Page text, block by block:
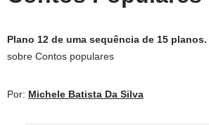
Plano 12 de uma sequência de 15 planos.
sobre Contos populares
Por: Michele Batista Da Silva